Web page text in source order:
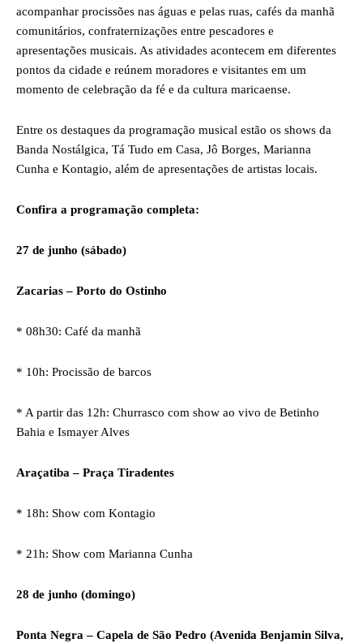
acompanhar procissões nas águas e pelas ruas, cafés da manhã
comunitários, confraternizações entre pescadores e
apresentações musicais. As atividades acontecem em diferentes
pontos da cidade e reúnem moradores e visitantes em um
momento de celebração da fé e da cultura maricaense.
Entre os destaques da programação musical estão os shows da
Banda Nostálgica, Tá Tudo em Casa, Jô Borges, Marianna
Cunha e Kontagio, além de apresentações de artistas locais.
Confira a programação completa:
27 de junho (sábado)
Zacarias – Porto do Ostinho
* 08h30: Café da manhã
* 10h: Procissão de barcos
* A partir das 12h: Churrasco com show ao vivo de Betinho
Bahia e Ismayer Alves
Araçatiba – Praça Tiradentes
* 18h: Show com Kontagio
* 21h: Show com Marianna Cunha
28 de junho (domingo)
Ponta Negra – Capela de São Pedro (Avenida Benjamin Silva,